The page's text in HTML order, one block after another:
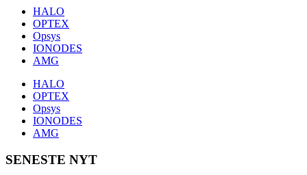
HALO
OPTEX
Opsys
IONODES
AMG
HALO
OPTEX
Opsys
IONODES
AMG
SENESTE NYT